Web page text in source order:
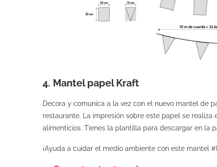
4. Mantel papel Kraft
Decora y comunica a la vez con el nuevo mantel de
restaurante. La impresión sobre este papel se
alimenticios. Tienes la plantilla para descargar en la
¡Ayuda a cuidar el medio ambiente con este mantel